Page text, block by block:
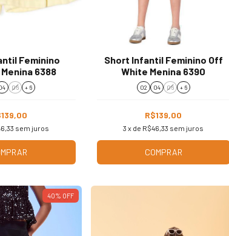
Feminino
6388
06 + 6
sem juros
Short Infantil Feminino Off
White Menina 6390
02 04 06 + 6
R$139,00
3 x de R$46,33 sem juros
COMPRAR
40% OFF